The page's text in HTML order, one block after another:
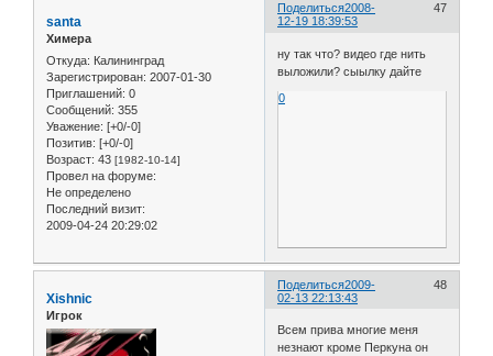
Поделиться 47
2008-
12-19 18:39:53
santa
Химера
Откуда: Калининград
Зарегистрирован: 2007-01-30
Приглашений: 0
Сообщений: 355
Уважение: [+0/-0]
Позитив: [+0/-0]
Возраст: 43 [1982-10-14]
Провел на форуме:
Не определено
Последний визит:
2009-04-24 20:29:02
ну так что? видео где нить
выложили? сыылку дайте
0
Поделиться 48
2009-
02-13 22:13:43
Xishnic
Игрок
Всем прива многие меня
незнают кроме Перкуна он